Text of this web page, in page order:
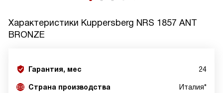
Характеристики Kuppersberg NRS 1857 ANT
BRONZE
Гарантия, мес 24
Страна производства Италия*